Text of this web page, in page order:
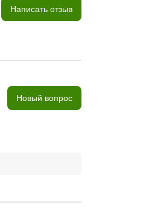
Написать отзыв
Новый вопрос